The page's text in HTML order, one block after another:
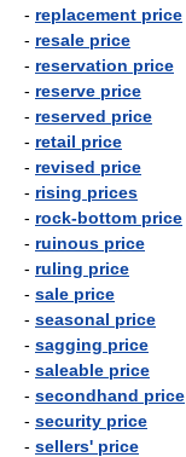
- replacement price
- resale price
- reservation price
- reserve price
- reserved price
- retail price
- revised price
- rising prices
- rock-bottom price
- ruinous price
- ruling price
- sale price
- seasonal price
- sagging price
- saleable price
- secondhand price
- security price
- sellers' price